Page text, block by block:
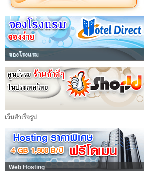
จองโรงแรม
เว็บสำเร็จรูป
Web Hosting